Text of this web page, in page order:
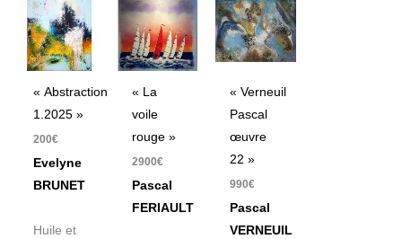
« Abstraction
1.2025 »
200€
Evelyne
BRUNET
Huile et
« La
voile
rouge »
2900€
Pascal
FERIAULT
« Verneuil
Pascal
œuvre
22 »
990€
Pascal
VERNEUIL